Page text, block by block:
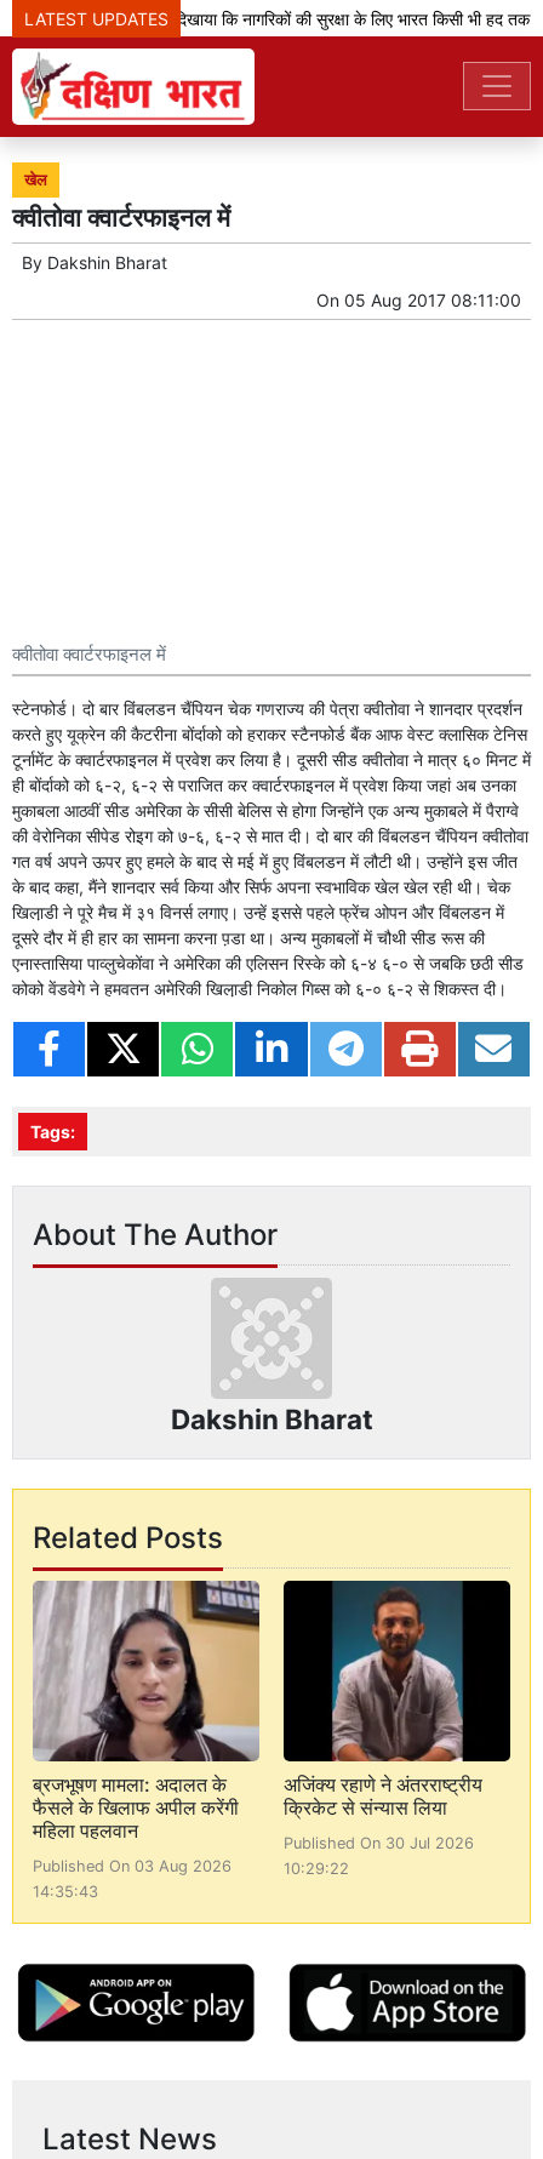
LATEST UPDATES
'ऑपरेशन सिंदूर' ने दिखाया कि नागरिकों की सुरक्षा के लिए भारत किसी भी हद तक
खेल
क्वीतोवा क्वार्टरफाइनल में
By Dakshin Bharat
On 05 Aug 2017 08:11:00
क्वीतोवा क्वार्टरफाइनल में
स्टेनफोर्ड। दो बार विंबलडन चैंपियन चेक गणराज्य की पेत्रा क्वीतोवा ने शानदार प्रदर्शन
करते हुए यूक्रेन की कैटरीना बोंर्दाको को हराकर स्टैनफोर्ड बैंक आफ वेस्ट क्लासिक टेनिस
टूर्नामेंट के क्वार्टरफाइनल में प्रवेश कर लिया है। दूसरी सीड क्वीतोवा ने मात्र ६० मिनट में
ही बोंर्दाको को ६-२, ६-२ से पराजित कर क्वार्टरफाइनल में प्रवेश किया जहां अब उनका
मुकाबला आठवीं सीड अमेरिका के सीसी बेलिस से होगा जिन्होंने एक अन्य मुकाबले में पैराग्वे
की वेरोनिका सीपेड रोइग को ७-६, ६-२ से मात दी। दो बार की विंबलडन चैंपियन क्वीतोवा
गत वर्ष अपने ऊपर हुए हमले के बाद से मई में हुए विंबलडन में लौटी थी। उन्होंने इस जीत
के बाद कहा, मैंने शानदार सर्व किया और सिर्फ अपना स्वभाविक खेल खेल रही थी। चेक
खिला़डी ने पूरे मैच में ३१ विनर्स लगाए। उन्हें इससे पहले फ्रेंच ओपन और विंबलडन में
दूसरे दौर में ही हार का सामना करना प़डा था। अन्य मुकाबलों में चौथी सीड रूस की
एनास्तासिया पाव्लुचेकोंवा ने अमेरिका की एलिसन रिस्के को ६-४ ६-० से जबकि छठी सीड
कोको वेंडवेगे ने हमवतन अमेरिकी खिला़डी निकोल गिब्स को ६-० ६-२ से शिकस्त दी।
Tags:
About The Author
Dakshin Bharat
Related Posts
ब्रजभूषण मामला: अदालत के
फैसले के खिलाफ अपील करेंगी
महिला पहलवान
Published On 03 Aug 2026
14:35:43
अजिंक्य रहाणे ने अंतरराष्ट्रीय
क्रिकेट से संन्यास लिया
Published On 30 Jul 2026
10:29:22
Latest News